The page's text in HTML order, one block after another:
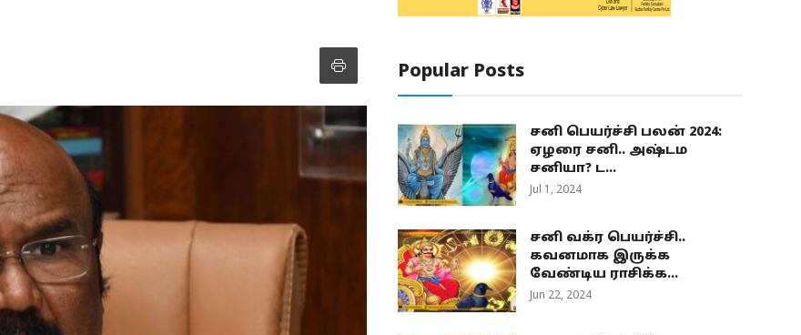
Popular Posts
சனி பெயர்ச்சி பலன் 2024:
ஏழரை சனி.. அஷ்டம
சனியா? ட...
Jul 1, 2024
சனி வக்ர பெயர்ச்சி..
கவனமாக இருக்க
வேண்டிய ராசிக்க...
Jun 22, 2024